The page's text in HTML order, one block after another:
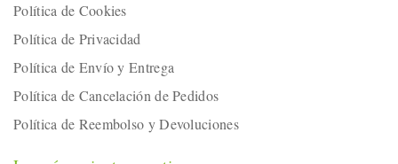
Política de Cookies
Política de Privacidad
Política de Envío y Entrega
Política de Cancelación de Pedidos
Política de Reembolso y Devoluciones